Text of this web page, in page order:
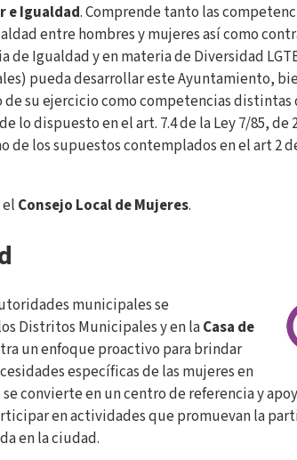
e Igualdad. Comprende tanto las
entre hombres y mujeres así como
Igualdad y en materia de Diversidad
pueda desarrollar este Ayuntamiento,
su ejercicio como competencias distintas
lo dispuesto en el art. 7.4 de la Ley 7/85, de
de los supuestos contemplados en el art 2
Consejo Local de Mujeres.
municipales se
Distritos Municipales y en laCasa de
un enfoque proactivo para brindar
específicas de las mujeres en
se convierte en un centro de referencia y
en actividades que promuevan la
en la ciudad.